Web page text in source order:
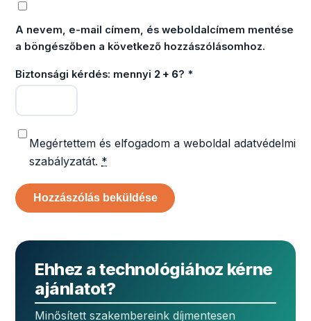
A nevem, e-mail címem, és weboldalcímem mentése
a böngészőben a következő hozzászólásomhoz.
Biztonsági kérdés: mennyi 2 + 6? *
Megértettem és elfogadom a weboldal adatvédelmi
szabályzatát. *
Ehhez a technológiához kérne
ajánlatot?
Minősített szakembereink díjmentesen